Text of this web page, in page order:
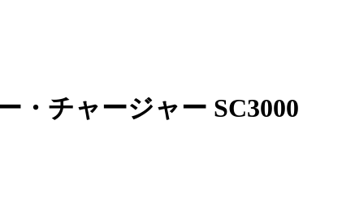
・チャージャー SC3000